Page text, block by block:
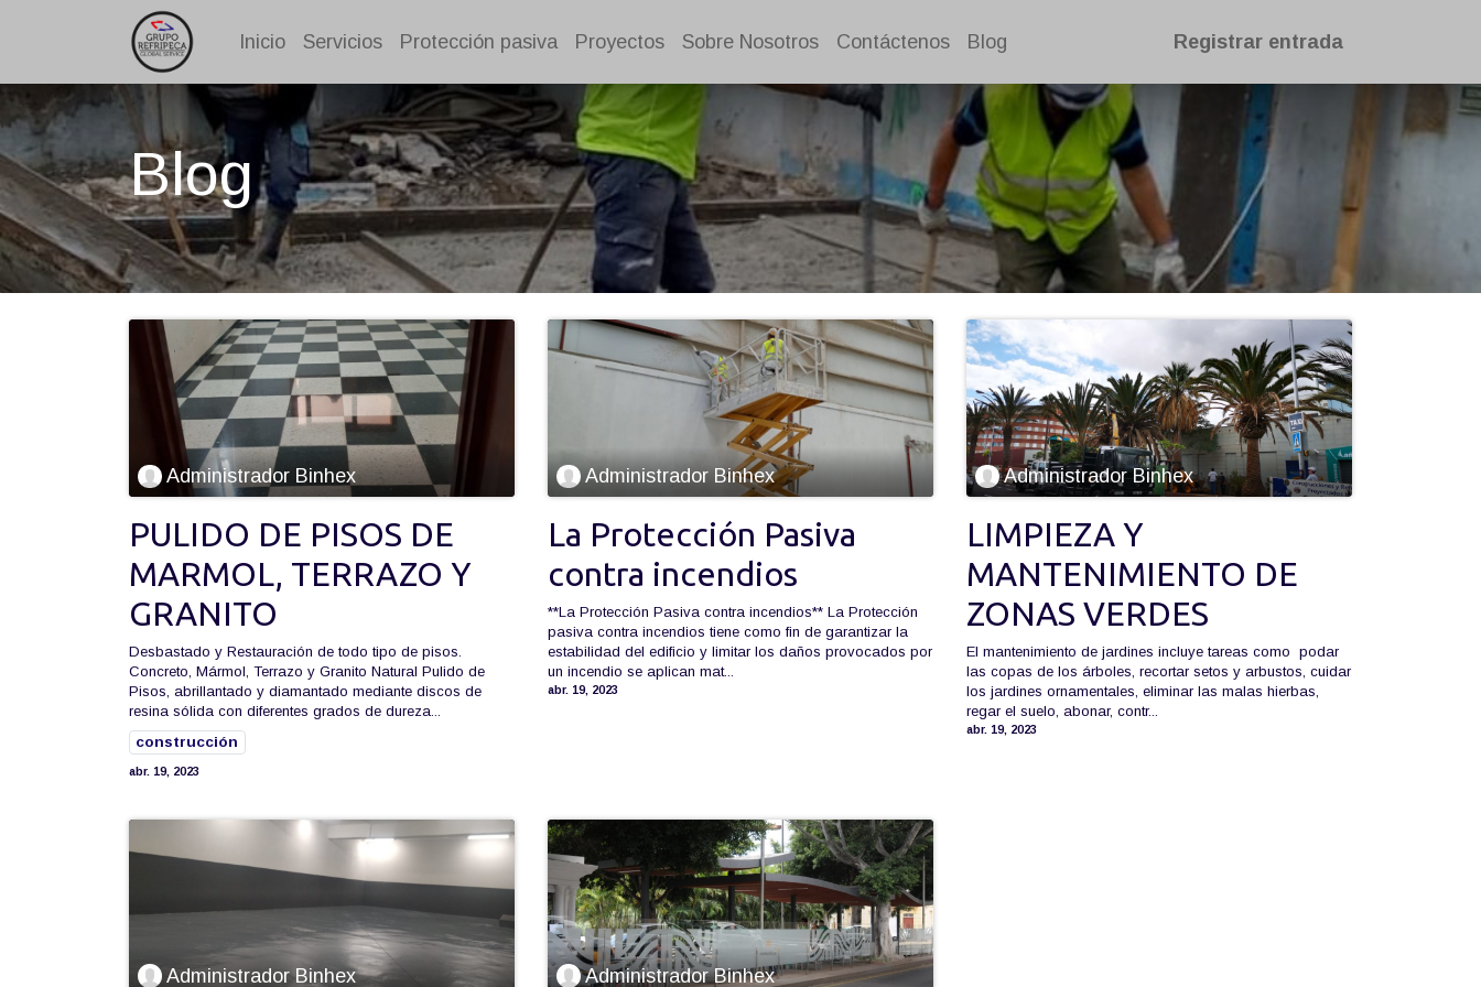
Inicio Servicios Protección pasiva Proyectos Sobre Nosotros Contáctenos Blog Registrar entrada
Blog
Administrador Binhex
PULIDO DE PISOS DE
MARMOL, TERRAZO Y
GRANITO
Desbastado y Restauración de todo tipo de pisos.
Concreto, Mármol, Terrazo y Granito Natural Pulido de
Pisos, abrillantado y diamantado mediante discos de
resina sólida con diferentes grados de dureza...
construcción
abr. 19, 2023
Administrador Binhex
La Protección Pasiva
contra incendios
**La Protección Pasiva contra incendios** La Protección
pasiva contra incendios tiene como fin de garantizar la
estabilidad del edificio y limitar los daños provocados por
un incendio se aplican mat...
abr. 19, 2023
Administrador Binhex
LIMPIEZA Y
MANTENIMIENTO DE
ZONAS VERDES
El mantenimiento de jardines incluye tareas como podar
las copas de los árboles, recortar setos y arbustos, cuidar
los jardines ornamentales, eliminar las malas hierbas,
regar el suelo, abonar, contr...
abr. 19, 2023
Administrador Binhex Administrador Binhex